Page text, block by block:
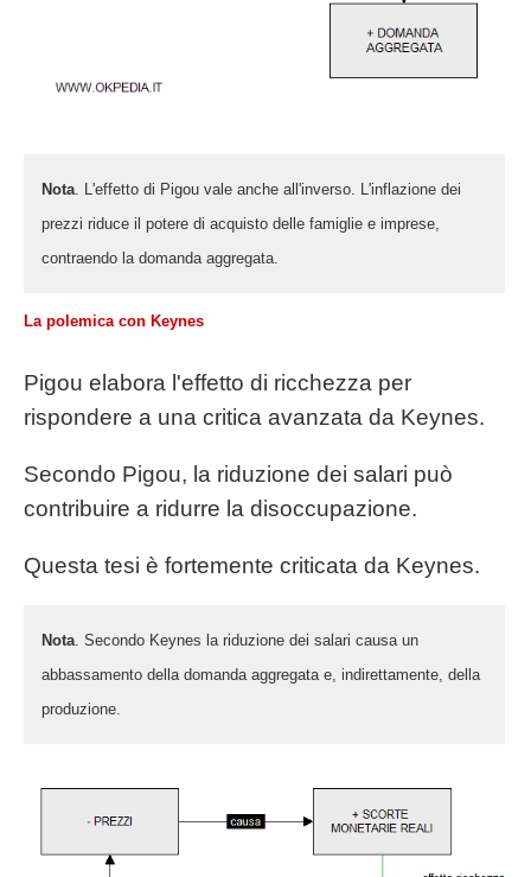
Nota. L'effetto di Pigou vale anche all'inverso. L'inflazione dei
prezzi riduce il potere di acquisto delle famiglie e imprese,
contraendo la domanda aggregata.
La polemica con Keynes
Pigou elabora l'effetto di ricchezza per
rispondere a una critica avanzata da Keynes.
Secondo Pigou, la riduzione dei salari può
contribuire a ridurre la disoccupazione.
Questa tesi è fortemente criticata da Keynes.
Nota. Secondo Keynes la riduzione dei salari causa un
abbassamento della domanda aggregata e, indirettamente, della
produzione.